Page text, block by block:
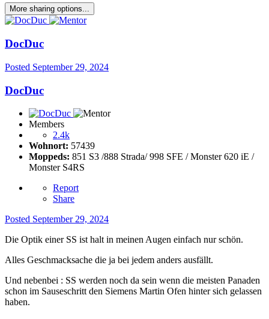
More sharing options...
DocDuc
Posted September 29, 2024
DocDuc
Members
2.4k
Wohnort: 57439
Moppeds: 851 S3 /888 Strada/ 998 SFE / Monster 620 iE /
Monster S4RS
Report
Share
Posted September 29, 2024
Die Optik einer SS ist halt in meinen Augen einfach nur schön.
Alles Geschmacksache die ja bei jedem anders ausfällt.
Und nebenbei : SS werden noch da sein wenn die meisten Panaden
schon im Sauseschritt den Siemens Martin Ofen hinter sich gelassen
haben.